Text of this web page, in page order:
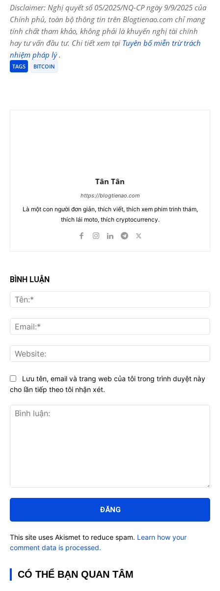
Disclaimer: Nghị quyết số 05/2025/NQ-CP ngày 9/9/2025 của
Chính phủ, toàn bộ thông tin trên Blogtienao.com chỉ mang
tính chất tham khảo, không phải là khuyến nghị tài chính
hay tư vấn đầu tư. Chi tiết xem tại Tuyên bố miễn trừ trách
nhiệm pháp lý.
TAGS BITCOIN
Tân Tân
https://blogtienao.com
Là một con người đơn giản, thích viết, thích xem phim trinh thám,
thích lái moto, thích cryptocurrency.
BÌNH LUẬN
luận:
Lưu tên, email và trang web của tôi trong trình duyệt này
cho lần tiếp theo tôi nhận xét.
This site uses Akismet to reduce spam. Learn how your
comment data is processed.
CÓ THỂ BẠN QUAN TÂM